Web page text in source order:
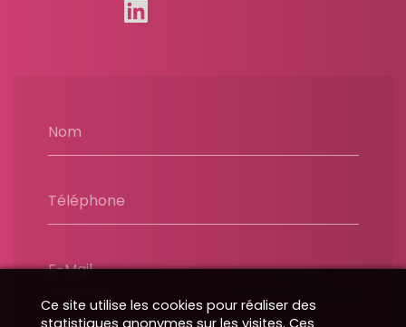
Nom
Téléphone
E-Mail
Ce site utilise les cookies pour réaliser des
statistiques anonymes sur les visites. Ces